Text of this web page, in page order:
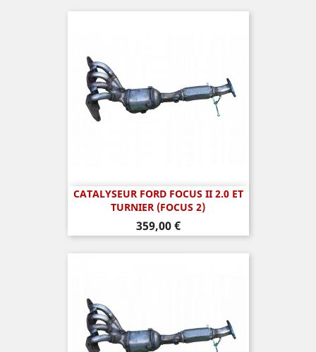
CATALYSEUR FORD FOCUS II 2.0 ET
TURNIER (FOCUS 2)
Prix
359,00 €